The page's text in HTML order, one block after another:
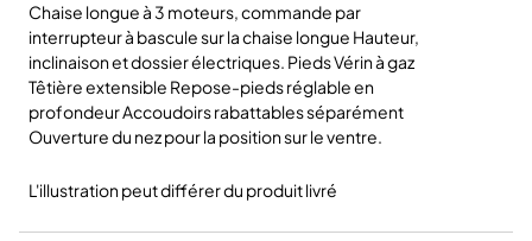
Chaise longue à 3 moteurs, commande par
interrupteur à bascule sur la chaise longue Hauteur,
inclinaison et dossier électriques. Pieds Vérin à gaz
Têtière extensible Repose-pieds réglable en
profondeur Accoudoirs rabattables séparément
Ouverture du nez pour la position sur le ventre.
L'illustration peut différer du produit livré